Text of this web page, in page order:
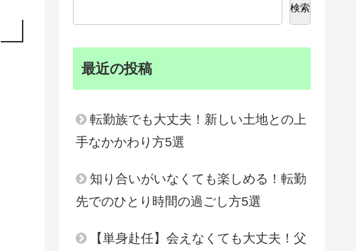
検索
最近の投稿
転勤族でも大丈夫！新しい土地との上
手なかかわり方5選
知り合いがいなくても楽しめる！転勤
先でのひとり時間の過ごし方5選
【単身赴任】会えなくても大丈夫！父